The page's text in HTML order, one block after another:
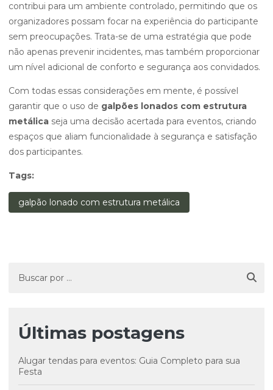
contribui para um ambiente controlado, permitindo que os
organizadores possam focar na experiência do participante
sem preocupações. Trata-se de uma estratégia que pode
não apenas prevenir incidentes, mas também proporcionar
um nível adicional de conforto e segurança aos convidados.
Com todas essas considerações em mente, é possível
garantir que o uso de galpões lonados com estrutura
metálica seja uma decisão acertada para eventos, criando
espaços que aliam funcionalidade à segurança e satisfação
dos participantes.
Tags:
galpão lonado com estrutura metálica
Últimas postagens
Alugar tendas para eventos: Guia Completo para sua
Festa